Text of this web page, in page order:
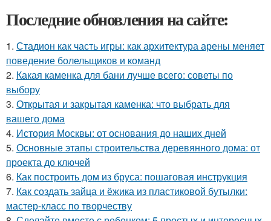
Последние обновления на сайте:
1. Стадион как часть игры: как архитектура арены меняет
поведение болельщиков и команд
2. Какая каменка для бани лучше всего: советы по
выбору
3. Открытая и закрытая каменка: что выбрать для
вашего дома
4. История Москвы: от основания до наших дней
5. Основные этапы строительства деревянного дома: от
проекта до ключей
6. Как построить дом из бруса: пошаговая инструкция
7. Как создать зайца и ёжика из пластиковой бутылки:
мастер-класс по творчеству